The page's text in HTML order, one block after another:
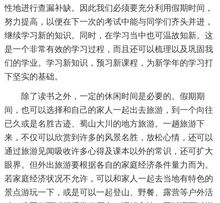
性地进行查漏补缺。因此我们必须要充分利用假期时间，
努力提高，以便在下一次的考试中能与同学们齐头并进，
继续学习新的知识。同时，在学习当中也可温故知新。这
是一个非常有效的学习过程，而且还可以梳理以及巩固我
们的学业。学习新知识，预习新课程，为新学年的学习打
下坚实的基础。
除了读书之外，一定的休闲时间是必要的。假期期
间，也可以选择和自己的家人一起出去旅游，到一个向往
已久或是名胜古迹、蜀山大川的地方旅游。一趟旅游下
来，不仅可以欣赏到许多的风景名胜，放松心情，还可以
通过旅游见闻吸收许多心得及课本以外的常识，还可扩大
眼界。但外出旅游要根据各自的家庭经济条件量力而为。
若家庭经济状况不允许，可以和家人一起去当地有特色的
景点游玩一下，或是可以一起登山、野餐、露营等户外活